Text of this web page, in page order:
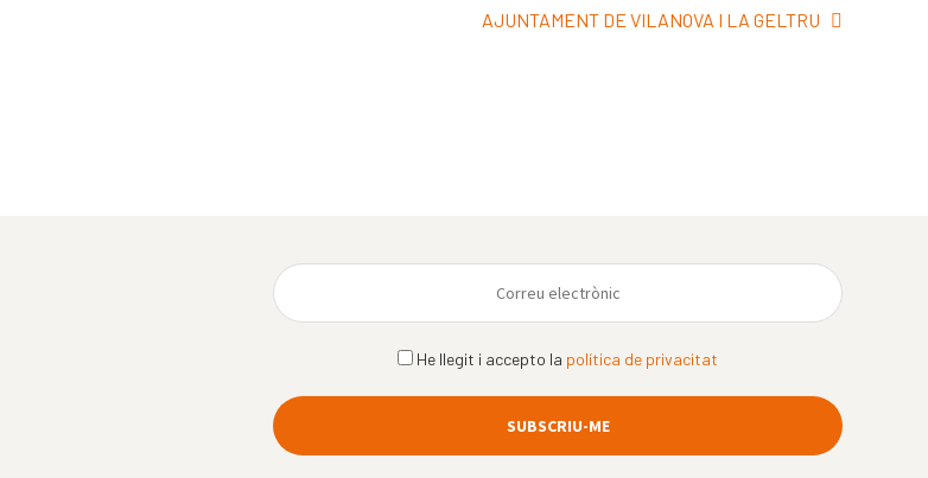
Pròxima
AJUNTAMENT DE VILANOVA I LA GELTRU
He llegit i accepto la política de privacitat